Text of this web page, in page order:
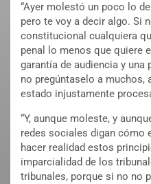
“Ayer molestó un poco lo
pero te voy a decir algo. Si
constitucional cualquiera
penal lo menos que quiere
garantía de audiencia y
no pregúntaselo a muchos,
estado injustamente
“Y, aunque moleste, y
redes sociales digan cómo
hacer realidad estos
imparcialidad de los
tribunales, porque si no no